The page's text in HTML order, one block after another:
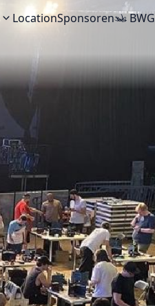
LocationSponsoren BWG